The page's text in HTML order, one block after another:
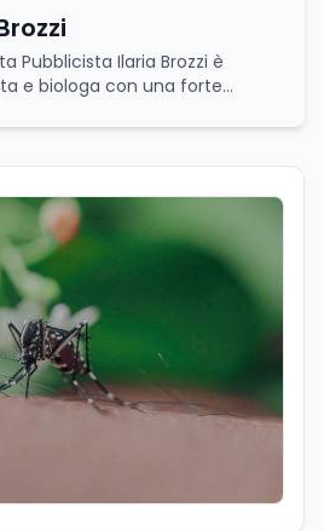
Pubblicista Ilaria Brozzi è
e biologa con una forte
in Scienze Naturali e in
ha approfondito lo studio
biologici e degli equilibri che
i sistemi naturali, sia a livello
sia molecolare. Ha svolto
ricerca presso il CNR–IBPM
Biologia e Patologia
della Sapienza Università di
in particolare di
corso della sua
professionale ha inoltre
collegate al suo ambito di